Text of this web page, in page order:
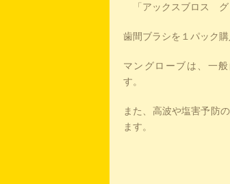
「アックスブロス グ
歯間ブラシを１パック
マングローブは、一
す。
また、高波や塩害予防
ます。